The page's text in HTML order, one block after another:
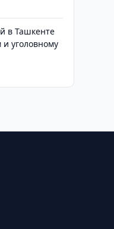
в Ташкенте
уголовному